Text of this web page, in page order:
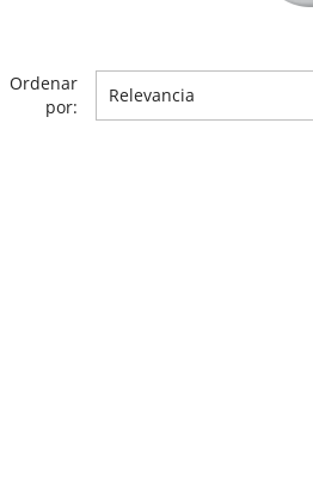
Ordenar
por:
Relevancia